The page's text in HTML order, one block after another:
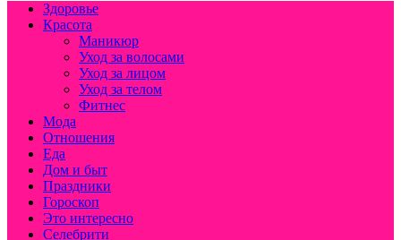
Здоровье
Красота
Маникюр
Уход за волосами
Уход за лицом
Уход за телом
Фитнес
Мода
Отношения
Еда
Дом и быт
Праздники
Гороскоп
Это интересно
Селебрити